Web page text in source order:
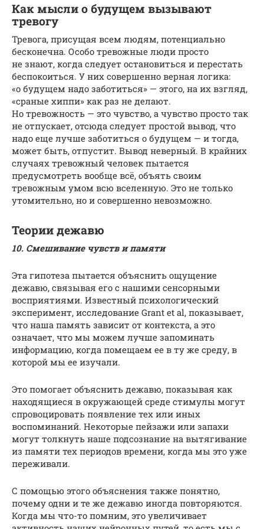
Как мысли о будущем вызывают
тревогу
Тревога, присущая всем людям, потенциально
бесконечна. Особо тревожные люди просто
не знают, когда следует остановиться и перестать
беспокоиться. У них совершенно верная логика:
«о будущем надо заботиться» — этого, на их взгляд,
«сраные хиппи» как раз не делают.
Но тревожность — это чувство, а чувство просто так
не отпускает, отсюда следует простой вывод, что
надо еще лучше заботиться о будущем — и тогда,
может быть, отпустит. Вывод неверный. В крайних
случаях тревожный человек пытается
предусмотреть вообще всё, объять своим
тревожным умом всю вселенную. Это не только
утомительно, но и совершенно невозможно.
Теории дежавю
10. Смешивание чувств и памяти
Эта гипотеза пытается объяснить ощущение
дежавю, связывая его с нашими сенсорными
восприятиями. Известный психологический
эксперимент, исследование Grant et al, показывает,
что наша память зависит от контекста, а это
означает, что мы можем лучше запоминать
информацию, когда помещаем ее в ту же среду, в
которой мы ее изучали.
Это помогает объяснить дежавю, показывая как
находящиеся в окружающей среде стимулы могут
спровоцировать появление тех или иных
воспоминаний. Некоторые пейзажи или запахи
могут толкнуть наше подсознание на вытягивание
из памяти тех периодов времени, когда мы это уже
переживали.
С помощью этого объяснения также понятно,
почему одни и те же дежавю иногда повторяются.
Когда мы что-то помним, это увеличивает